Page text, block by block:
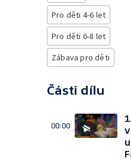
Pro děti 4-6 let
Pro děti 6-8 let
Zábava pro děti
Části dílu
00:00